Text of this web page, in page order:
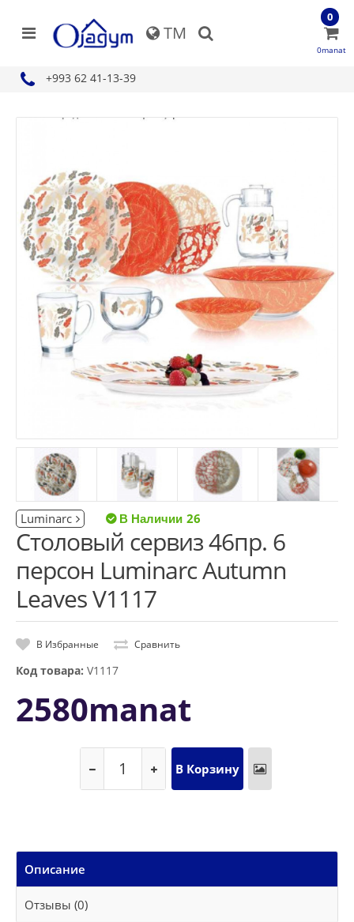
TM
+993 62 41-13-39
0
0manat
Luminarc 26
Столовый сервиз 46пр. 6
персон Luminarc Autumn
Leaves V1117
В Избранные Сравнить
Код товара: V1117
2580manat
Описание
Отзывы (0)